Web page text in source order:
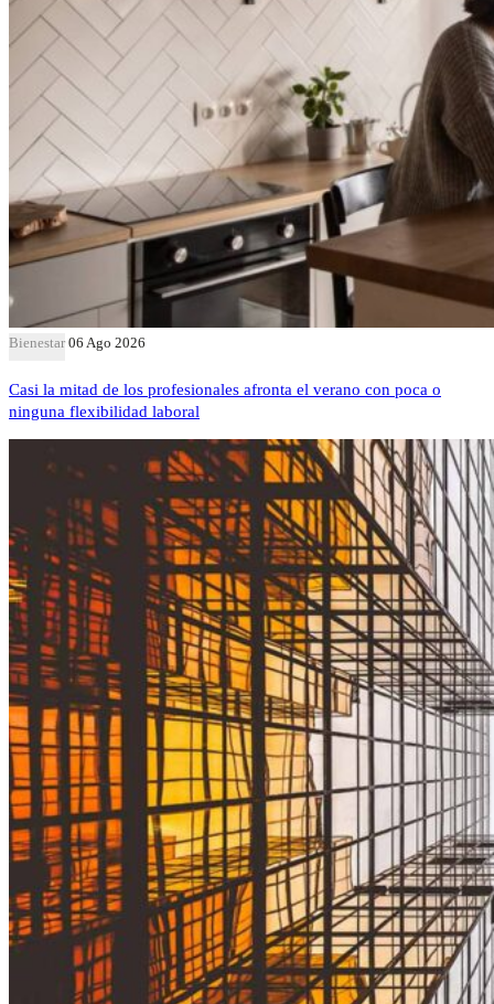
Bienestar 06 Ago 2026
Casi la mitad de los profesionales afronta el verano con poca o
ninguna flexibilidad laboral